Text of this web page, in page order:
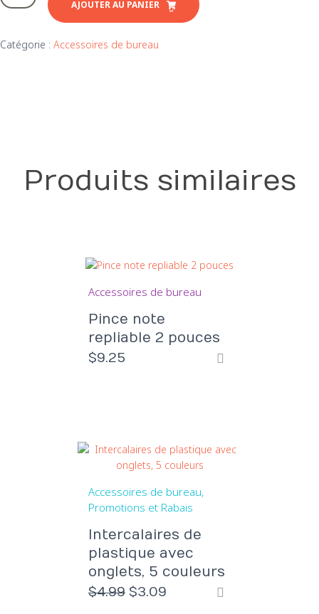
repliable
AJOUTER AU PANIER
Catégorie : Accessoires de bureau
Produits similaires
Accessoires de bureau
Pince note
repliable 2 pouces
$9.25
Accessoires de bureau
Promotions et Rabais
Intercalaires de
plastique avec
onglets, 5 couleurs
$4.99 Le
$3.09